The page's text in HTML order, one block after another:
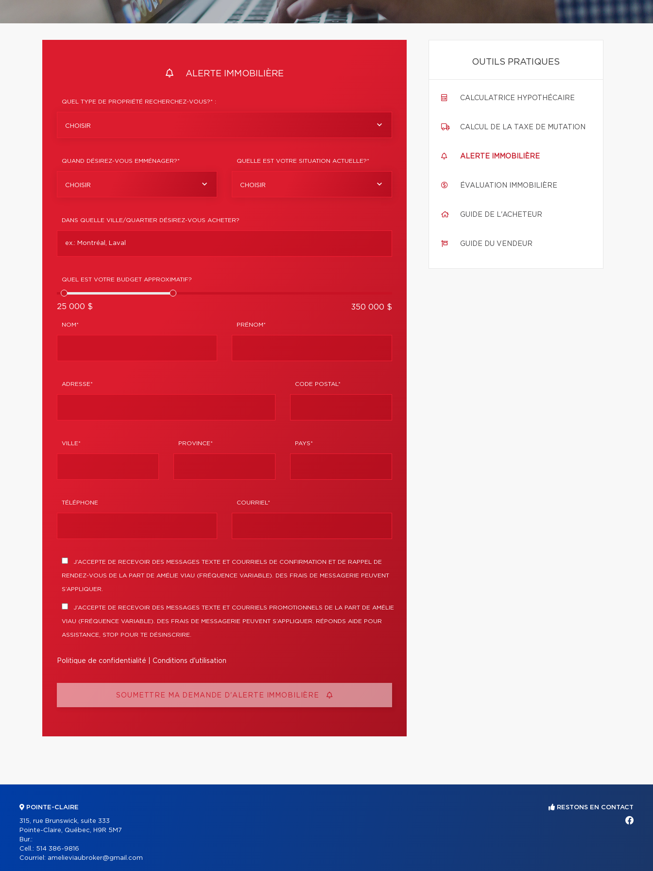
ALERTE IMMOBILIÈRE
QUEL TYPE DE PROPRIÉTÉ RECHERCHEZ-VOUS?* :
CHOISIR
QUAND DÉSIREZ-VOUS EMMÉNAGER?*
CHOISIR
QUELLE EST VOTRE SITUATION ACTUELLE?*
CHOISIR
DANS QUELLE VILLE/QUARTIER DÉSIREZ-VOUS ACHETER?
QUEL EST VOTRE BUDGET APPROXIMATIF?
25 000 $ 350 000 $
NOM* PRÉNOM*
ADRESSE* CODE POSTAL*
VILLE* PROVINCE* PAYS*
TÉLÉPHONE COURRIEL*
J’ACCEPTE DE RECEVOIR DES MESSAGES TEXTE ET COURRIELS DE CONFIRMATION ET DE RAPPEL DE
RENDEZ-VOUS DE LA PART DE AMÉLIE VIAU (FRÉQUENCE VARIABLE). DES FRAIS DE MESSAGERIE PEUVENT
S’APPLIQUER.
J’ACCEPTE DE RECEVOIR DES MESSAGES TEXTE ET COURRIELS PROMOTIONNELS DE LA PART DE AMÉLIE
VIAU (FRÉQUENCE VARIABLE). DES FRAIS DE MESSAGERIE PEUVENT S’APPLIQUER. RÉPONDS AIDE POUR
ASSISTANCE, STOP POUR TE DÉSINSCRIRE.
Politique de confidentialité Conditions d'utilisation
SOUMETTRE MA DEMANDE D'ALERTE IMMOBILIÈRE
OUTILS PRATIQUES
CALCULATRICE HYPOTHÉCAIRE
CALCUL DE LA TAXE DE MUTATION
ALERTE IMMOBILIÈRE
ÉVALUATION IMMOBILIÈRE
GUIDE DE L'ACHETEUR
GUIDE DU VENDEUR
POINTE-CLAIRE
315, rue Brunswick, suite 333
Pointe-Claire, Québec, H9R 5M7
Bur.:
Cell.: 514 386-9816
Courriel: amelieviaubroker@gmail.com
RESTONS EN CONTACT